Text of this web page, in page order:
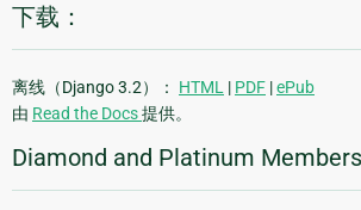
下载：
离线（Django 3.2）： HTML | PDF |ePub
由 Read the Docs提供。
Diamond and Platinum Members